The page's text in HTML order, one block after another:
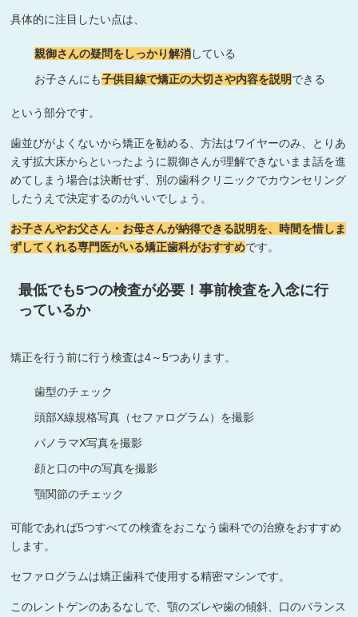
具体的に注目したい点は、
親御さんの疑問をしっかり解消している
お子さんにも子供目線で矯正の大切さや内容を説明できる
という部分です。
歯並びがよくないから矯正を勧める、方法はワイヤーのみ、とりあ
えず拡大床からといったように親御さんが理解できないまま話を進
めてしまう場合は決断せず、別の歯科クリニックでカウンセリング
したうえで決定するのがいいでしょう。
お子さんやお父さん・お母さんが納得できる説明を、時間を惜しま
ずしてくれる専門医がいる矯正歯科がおすすめです。
最低でも5つの検査が必要！事前検査を入念に行
っているか
矯正を行う前に行う検査は4～5つあります。
歯型のチェック
頭部X線規格写真（セファログラム）を撮影
パノラマX写真を撮影
顔と口の中の写真を撮影
顎関節のチェック
可能であれば5つすべての検査をおこなう歯科での治療をおすすめ
します。
セファログラムは矯正歯科で使用する精密マシンです。
このレントゲンのあるなしで、顎のズレや歯の傾斜、口のバランス